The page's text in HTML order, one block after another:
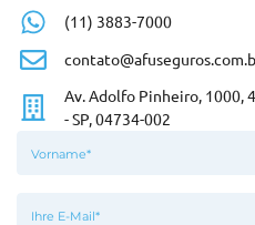
(11) 3883-7000
Av. Adolfo Pinheiro, 1000,
- SP, 04734-002